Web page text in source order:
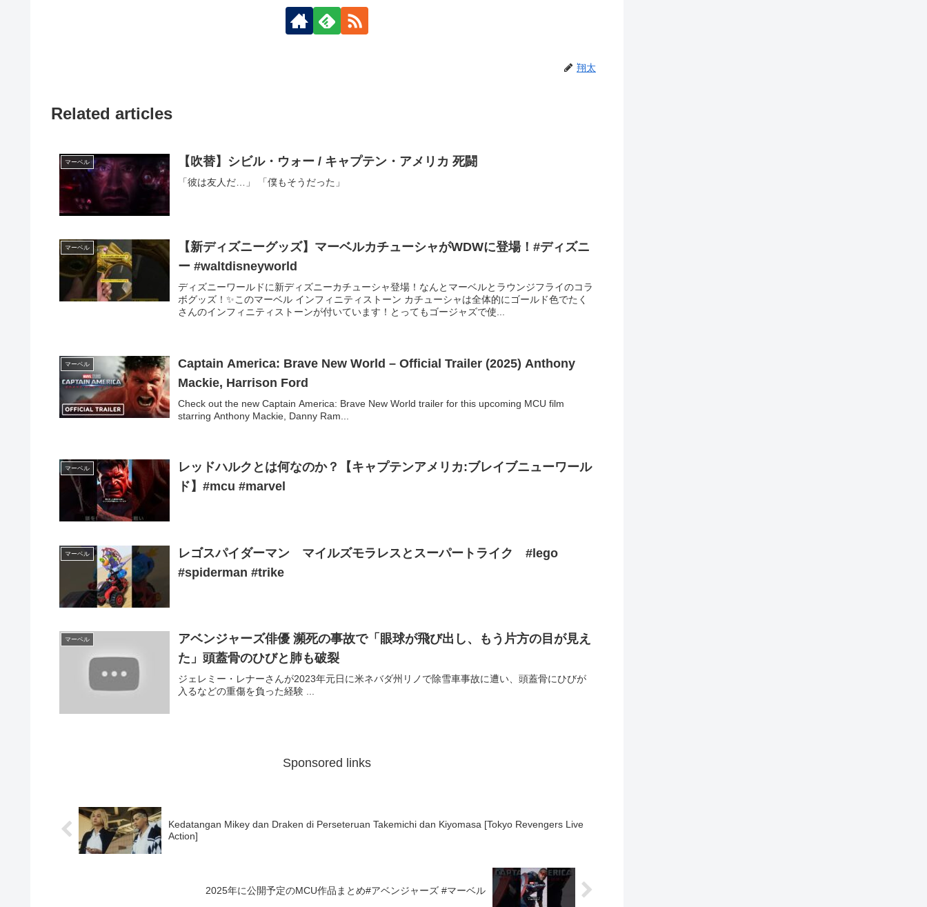
翔太
Related articles
マーベル 【吹替】シビル・ウォー / キャプテン・アメリカ 死闘
「彼は友人だ…」 「僕もそうだった」
マーベル
【新ディズニーグッズ】マーベルカチューシャがWDWに登場！#ディズニ
ー #waltdisneyworld
ディズニーワールドに新ディズニーカチューシャ登場！なんとマーベルとラウンジフライのコラ
ボグッズ！✨このマーベル インフィニティストーン カチューシャは全体的にゴールド色でたく
さんのインフィニティストーンが付いています！とってもゴージャズで使...
マーベル
Captain America: Brave New World – Official Trailer (2025) Anthony
Mackie, Harrison Ford
Check out the new Captain America: Brave New World trailer for this upcoming MCU film
starring Anthony Mackie, Danny Ram...
マーベル
レッドハルクとは何なのか？【キャプテンアメリカ:ブレイブニューワール
ド】#mcu #marvel
マーベル
レゴスパイダーマン マイルズモラレスとスーパートライク #lego
#spiderman #trike
マーベル
アベンジャーズ俳優 瀕死の事故で「眼球が飛び出し、もう片方の目が見え
た」頭蓋骨のひびと肺も破裂
ジェレミー・レナーさんが2023年元日に米ネバダ州リノで除雪車事故に遭い、頭蓋骨にひびが
入るなどの重傷を負った経験 ...
Sponsored links
Kedatangan Mikey dan Draken di Perseteruan Takemichi dan Kiyomasa [Tokyo Revengers Live
Action]
2025年に公開予定のMCU作品まとめ#アベンジャーズ #マーベル